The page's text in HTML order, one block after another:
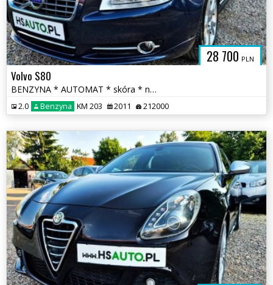
28 700 PLN
Volvo S80
BENZYNA * AUTOMAT * skóra * nawigacja * super * OKAZJA * polecamy
2.0 Benzyna KM 203 2011 212000